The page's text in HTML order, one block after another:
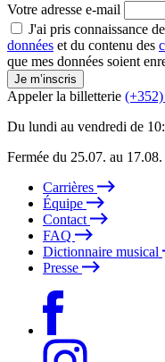
Votre adresse e-mail
J'ai pris connaissance
données et du contenu des
que mes données soient
Je m’inscris
Appeler la billetterie
Du lundi au vendredi de
Fermée du 25.07. au
Carrières
Équipe
Contact
FAQ
Dictionnaire musical
Presse